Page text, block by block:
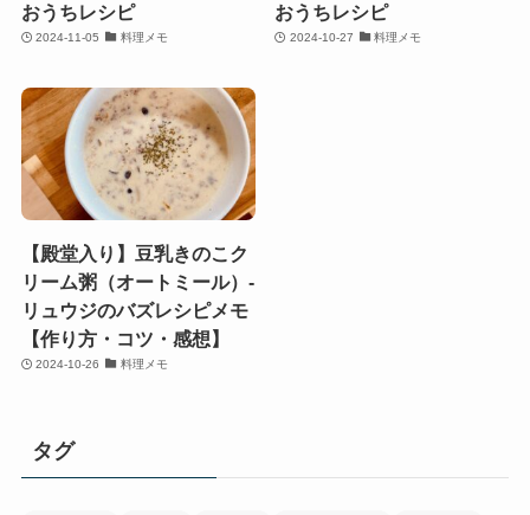
おうちレシピ
2024-11-05 料理メモ
おうちレシピ
2024-10-27 料理メモ
【殿堂入り】豆乳きのこク
リーム粥（オートミール）-
リュウジのバズレシピメモ
【作り方・コツ・感想】
2024-10-26 料理メモ
タグ